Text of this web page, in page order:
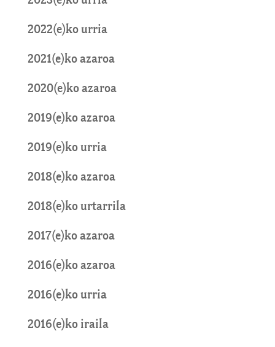
2022(e)ko urria
2021(e)ko azaroa
2020(e)ko azaroa
2019(e)ko azaroa
2019(e)ko urria
2018(e)ko azaroa
2018(e)ko urtarrila
2017(e)ko azaroa
2016(e)ko azaroa
2016(e)ko urria
2016(e)ko iraila